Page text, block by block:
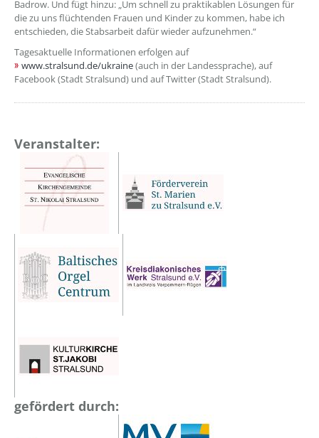
Badrow. Und fügt hinzu: „Um schnell zu praktikablen Lösungen für
die zu uns flüchtenden Frauen und Kinder zu kommen, habe ich
entschieden, die Stabsarbeit dafür wieder aufzunehmen.“
Tagesaktuelle Informationen erfolgen auf
www.stralsund.de/ukraine(auch in der Landessprache), auf
Facebook (Stadt Stralsund) und auf Twitter (Stadt Stralsund).
Veranstalter:
gefördert durch: